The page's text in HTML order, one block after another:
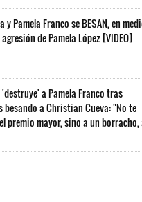
Pamela Franco se BESAN, en
de Pamela López [VIDEO]
a Pamela Franco tras
besando a Christian Cueva: "No te
premio mayor, sino a un borracho,